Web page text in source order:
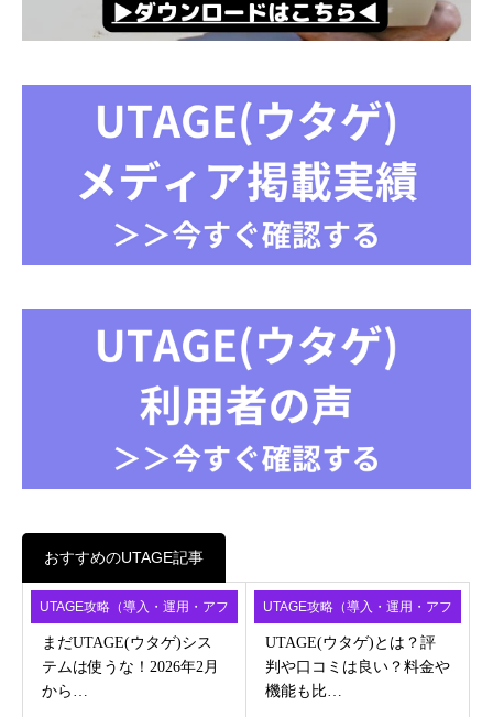
おすすめのUTAGE記事
UTAGE攻略（導入・運用・アフ
ィ）
まだUTAGE(ウタゲ)シス
テムは使うな！2026年2月
から…
UTAGE攻略（導入・運用・アフ
ィ）
UTAGE(ウタゲ)とは？評
判や口コミは良い？料金や
機能も比…